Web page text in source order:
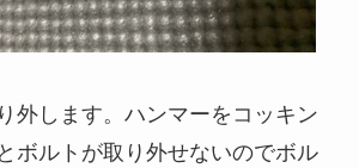
外します。ハンマーをコッキン
ボルトが取り外せないのでボル